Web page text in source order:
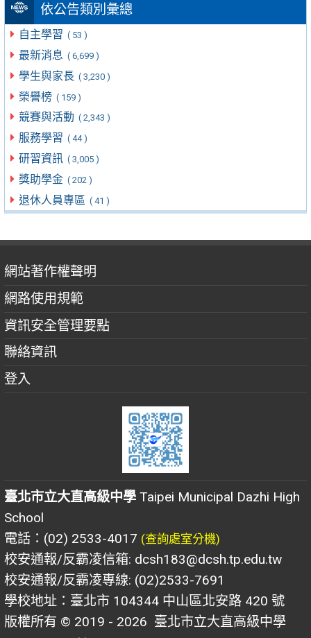
依公告類別彙總
自主學習 ( 53 )
最新消息 ( 6,699 )
學生與家長 ( 3,230 )
榮譽榜 ( 159 )
競賽與活動 ( 2,343 )
服務學習 ( 44 )
研習資訊 ( 3,005 )
獎助學金 ( 202 )
退休人員專區 ( 41 )
網站著作權聲明
網路使用規範
資訊安全管理要點
聯絡資訊
登入
臺北市立大直高級中學 Taipei Municipal Dazhi High
School
電話：(02) 2533-4017 (查詢處室分機)
校安通報/反霸凌信箱: dcsh183@dcsh.tp.edu.tw
校安通報/反霸凌專線: (02)2533-7691
學校地址：臺北市 104344 中山區北安路 420 號
版權所有 © 2019 - 2026 臺北市立大直高級中學